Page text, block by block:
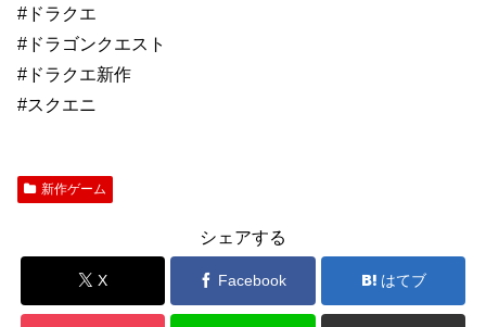
#ドラクエ
#ドラゴンクエスト
#ドラクエ新作
#スクエニ
新作ゲーム
シェアする
X Facebook はてブ